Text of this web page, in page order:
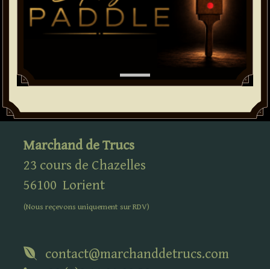
Marchand de Trucs
23 cours de Chazelles
56100 Lorient
(Nous reçevons uniquement surRDV)
contact@marchanddetrucs.com